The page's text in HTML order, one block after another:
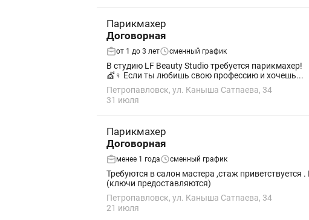
Парикмахер
Договорная
от 1 до 3 лет сменный график
В студию LF Beauty Studio требуется парикмахер! ⠀ 📍 График: 2/2 📍 Новый салон 📍 Современное бьюти-пространство, где все создано с заботой ⠀
💇♀️ Если ты любишь свою профессию и хочешь...
Петропавловск, ул. Каныша Сатпаева, 34
31 июля
Парикмахер
Договорная
менее 1 года сменный график
Требуются в салон мастера ,стаж приветствуется .
(ключи предоставляются)
Петропавловск, ул. Каныша Сатпаева, 34
21 июля